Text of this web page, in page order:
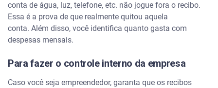
conta de água, luz, telefone, etc. não jogue fora o recibo.
Essa é a prova de que realmente quitou aquela
conta. Além disso, você identifica quanto gasta com
despesas mensais.
Para fazer o controle interno da empresa
Caso você seja empreendedor, garanta que os recibos